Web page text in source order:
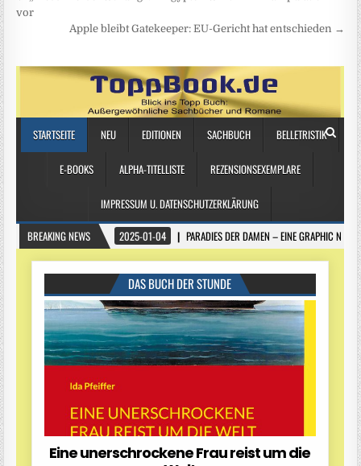
vor
Apple bleibt Gatekeeper: EU-Gericht hat entschieden →